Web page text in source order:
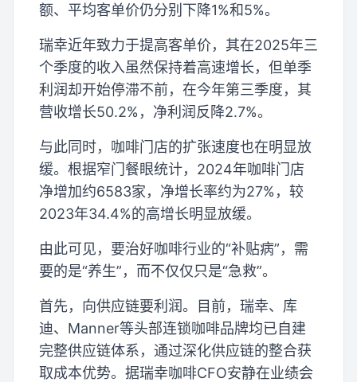
额、平均客单价仍分别下降1%和5%。
瑞幸近年致力于提高客单价，其在2025年三
个季度的收入虽然保持着高速增长，但单季
利润却开始停滞不前，在今年第三季度，其
营收增长50.2%，净利润反降2.7%。
与此同时，咖啡门店的扩张速度也在明显放
缓。根据窄门餐眼统计，2024年咖啡门店
净增加约6583家，净增长率约为27%，较
2023年34.4%的高增长明显放缓。
由此可见，要治好咖啡行业的“补贴病”，需
要的是“养生”，而不仅仅只是“急救”。
首先，向供应链要利润。目前，瑞幸、库
迪、Manner等头部连锁咖啡品牌均已自建
完整供应链体系，通过深化供应链的整合获
取成本优势。据瑞幸咖啡CFO安静在业绩会